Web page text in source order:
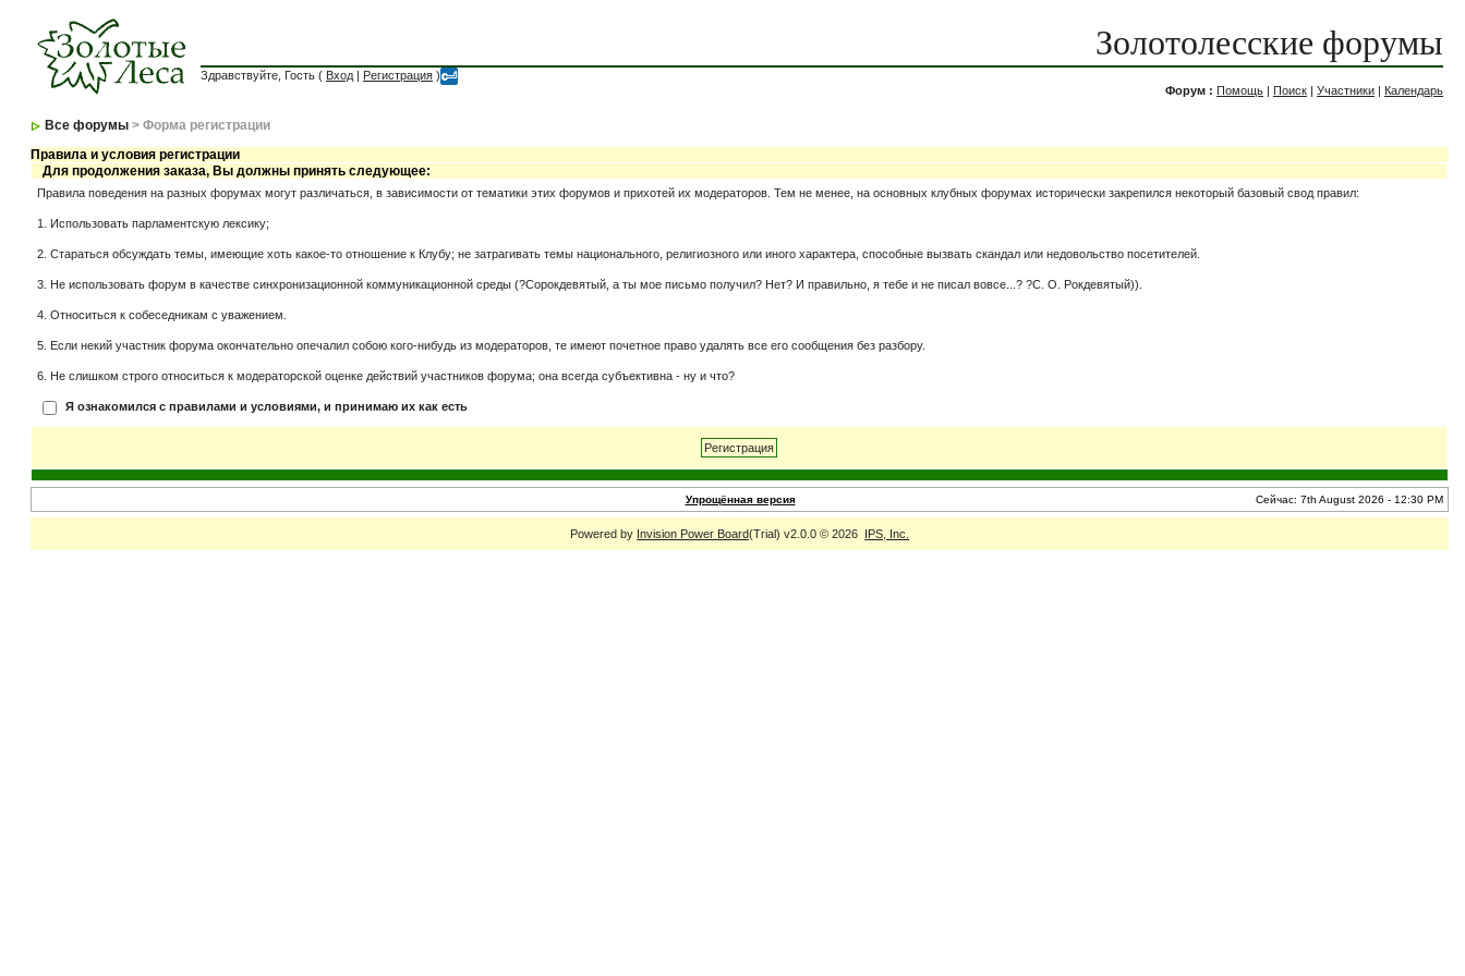
Золотолесские форумы
Здравствуйте, Гость ( Вход | Регистрация )
Форум : Помощь | Поиск | Участники | Календарь
Все форумы > Форма регистрации
Правила и условия регистрации
Для продолжения заказа, Вы должны принять следующее:
Правила поведения на разных форумах могут различаться, в зависимости от тематики этих форумов и прихотей их модераторов. Тем не менее, на основных клубных форумах исторически закрепился некоторый базовый свод правил:
1. Использовать парламентскую лексику;
2. Стараться обсуждать темы, имеющие хоть какое-то отношение к Клубу; не затрагивать темы национального, религиозного или иного характера, способные вызвать скандал или недовольство посетителей.
3. Не использовать форум в качестве синхронизационной коммуникационной среды (?Сорокдевятый, а ты мое письмо получил? Нет? И правильно, я тебе и не писал вовсе...? ?С. О. Рокдевятый)).
4. Относиться к собеседникам с уважением.
5. Если некий участник форума окончательно опечалил собою кого-нибудь из модераторов, те имеют почетное право удалять все его сообщения без разбору.
6. Не слишком строго относиться к модераторской оценке действий участников форума; она всегда субъективна - ну и что?
Я ознакомился с правилами и условиями, и принимаю их как есть
Упрощённая версия Сейчас: 7th August 2026 - 12:30 PM
Powered by Invision Power Board(Trial) v2.0.0 © 2026 IPS, Inc.